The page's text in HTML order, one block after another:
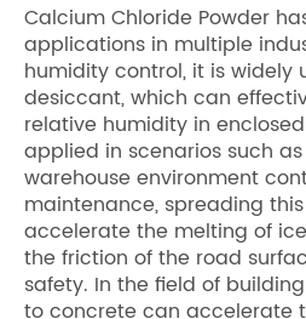
Calcium Chloride Powder
applications in multiple
humidity control, it is widely
desiccant, which can
relative humidity in
applied in scenarios such
warehouse environment
maintenance, spreading
accelerate the melting of
the friction of the road
safety. In the field of
to concrete can accelerate